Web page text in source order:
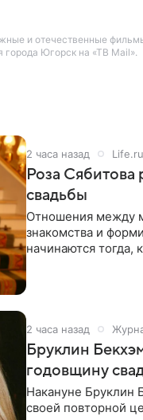
и отечественные
города Югорск на «ТВ Mail».
2 часа назад Life.ru
Роза Сябитова
свадьбы
Отношения между
знакомства и
начинаются тогда,
2 часа назад
Бруклин
годовщину
Накануне Бруклин
своей повторной